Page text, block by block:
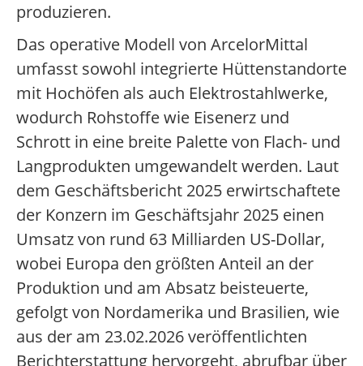
produzieren.
Das operative Modell von ArcelorMittal
umfasst sowohl integrierte Hüttenstandorte
mit Hochöfen als auch Elektrostahlwerke,
wodurch Rohstoffe wie Eisenerz und
Schrott in eine breite Palette von Flach- und
Langprodukten umgewandelt werden. Laut
dem Geschäftsbericht 2025 erwirtschaftete
der Konzern im Geschäftsjahr 2025 einen
Umsatz von rund 63 Milliarden US-Dollar,
wobei Europa den größten Anteil an der
Produktion und am Absatz beisteuerte,
gefolgt von Nordamerika und Brasilien, wie
aus der am 23.02.2026 veröffentlichten
Berichterstattung hervorgeht, abrufbar über